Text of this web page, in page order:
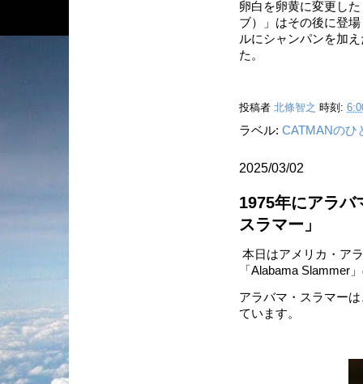
卵白を卵黄に変更し
ブ）」はその後に登
ルにシャンパンを加
た。
投稿者 北條智之 時刻:
ラベル: CATMANのひ
2025/03/02
1975年にアラバ
スラマー」
本日はアメリカ・ア
「Alabama Slammer
アラバマ・スラマー
ています。